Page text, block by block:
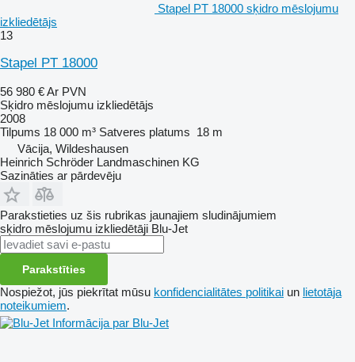
Stapel PT 18000 sķidro mēslojumu
izkliedētājs
13
Stapel PT 18000
56 980 €Ar PVN
Sķidro mēslojumu izkliedētājs
2008
Tilpums 18 000 m³ Satveres platums 18 m
Vācija, Wildeshausen
Heinrich Schröder Landmaschinen KG
Sazināties ar pārdevēju
Parakstieties uz šis rubrikas jaunajiem sludinājumiem
sķidro mēslojumu izkliedētāji Blu-Jet
Parakstīties
Nospiežot, jūs piekrītat mūsu konfidencialitātes politikai un lietotāja
noteikumiem.
Informācija par Blu-Jet